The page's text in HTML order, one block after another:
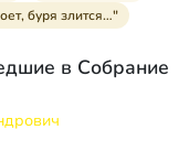
буря злится…"
в Собрание